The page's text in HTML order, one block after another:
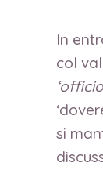
In
col
si